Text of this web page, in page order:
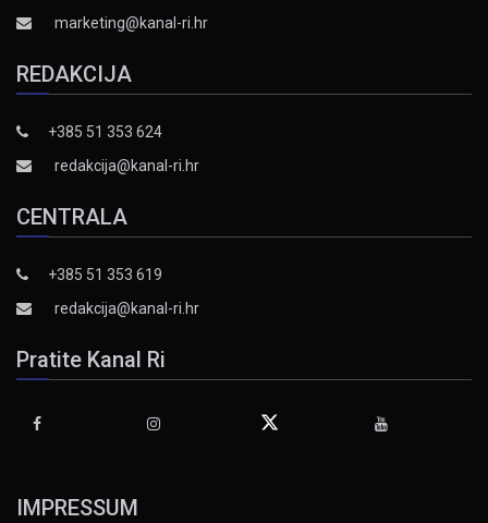
marketing@kanal-ri.hr
REDAKCIJA
+385 51 353 624
redakcija@kanal-ri.hr
CENTRALA
+385 51 353 619
redakcija@kanal-ri.hr
Pratite Kanal Ri
IMPRESSUM